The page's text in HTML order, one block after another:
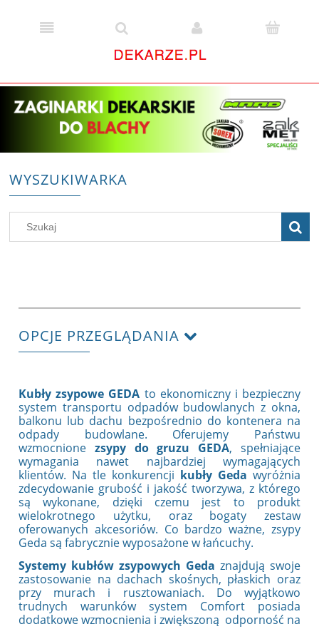
WYSZUKIWARKA
OPCJE PRZEGLĄDANIA
Kubły zsypowe GEDA to ekonomiczny i bezpieczny
system transportu odpadów budowlanych z okna,
balkonu lub dachu bezpośrednio do kontenera na
odpady budowlane. Oferujemy Państwu
wzmocnione zsypy do gruzu GEDA, spełniające
wymagania nawet najbardziej wymagających
klientów. Na tle konkurencji kubły Geda wyróżnia
zdecydowanie grubość i jakość tworzywa, z którego
są wykonane, dzięki czemu jest to produkt
wielokrotnego użytku, oraz bogaty zestaw
oferowanych akcesoriów. Co bardzo ważne, zsypy
Geda są fabrycznie wyposażone w łańcuchy.
Systemy kubłów zsypowych Geda znajdują swoje
zastosowanie na dachach skośnych, płaskich oraz
przy murach i rusztowaniach. Do wyjątkowo
trudnych warunków system Comfort posiada
dodatkowe wzmocnienia i zwiększoną odporność na